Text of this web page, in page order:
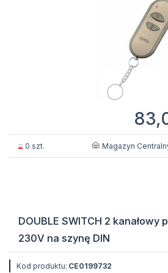
0 szt. Magazyn
DOUBLE SWITCH 2 kanałowy
230V na szynę DIN
Kod produktu: CE0199732